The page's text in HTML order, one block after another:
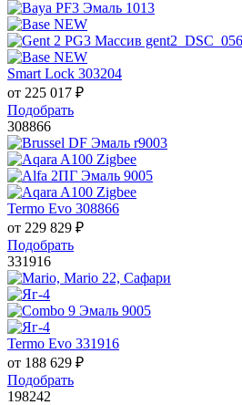
Smart Lock 303204
от 225 017 ₽
Подобрать
308866
Termo Evo 308866
от 229 829 ₽
Подобрать
331916
Termo Evo 331916
от 188 629 ₽
Подобрать
198242